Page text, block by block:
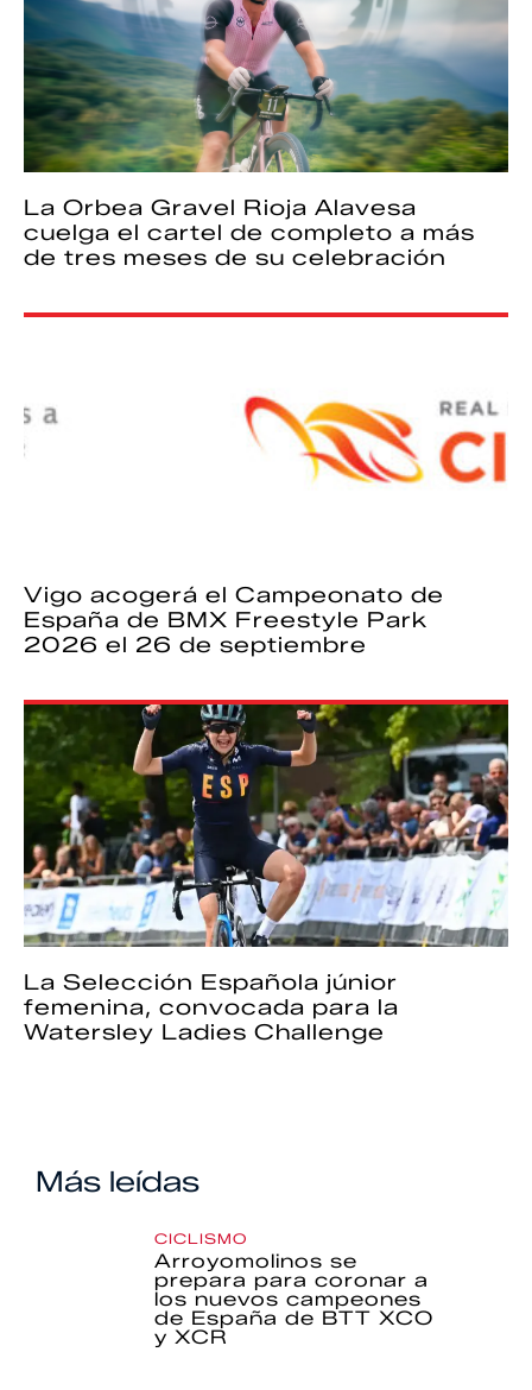
La Orbea Gravel Rioja Alavesa
cuelga el cartel de completo a más
de tres meses de su celebración
Vigo acogerá el Campeonato de
España de BMX Freestyle Park
2026 el 26 de septiembre
La Selección Española júnior
femenina, convocada para la
Watersley Ladies Challenge
Más leídas
CICLISMO
Arroyomolinos se
prepara para coronar a
los nuevos campeones
de España de BTT XCO
y XCR